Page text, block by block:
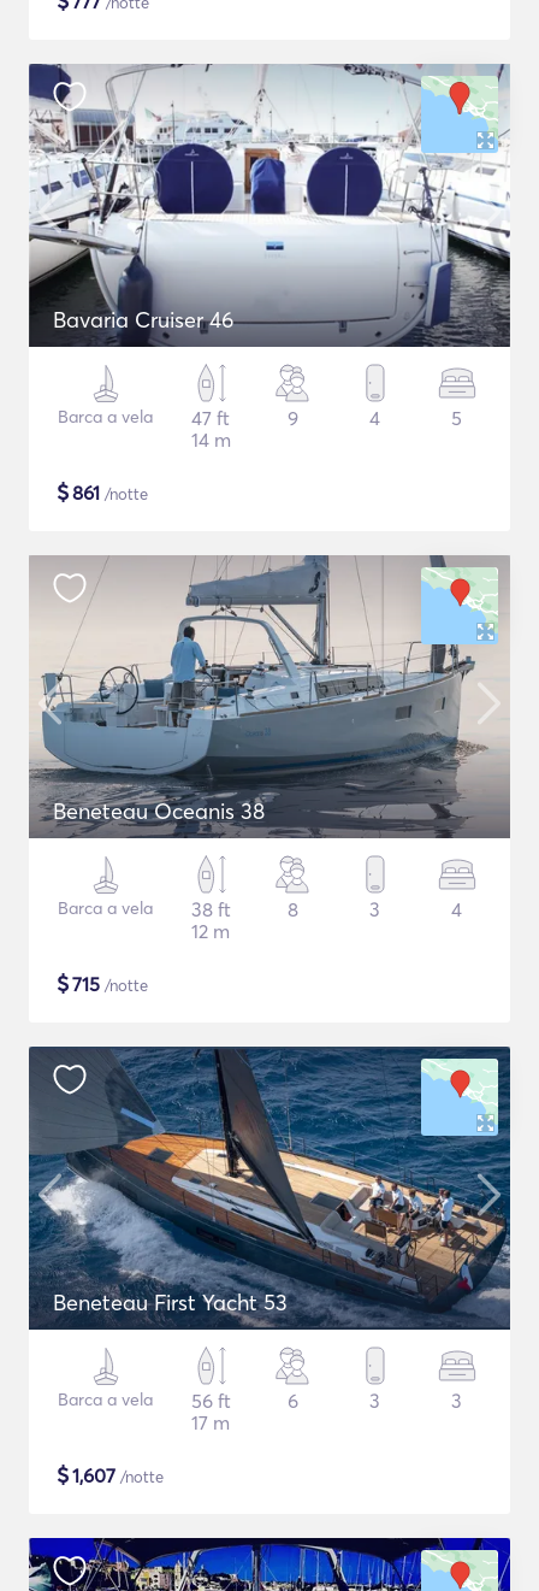
Bavaria Cruiser 46
Barca a vela
47 ft
14 m
9 4 5
$861 /notte
Beneteau Oceanis 38
Barca a vela
38 ft
12 m
8 3 4
$715 /notte
Beneteau First Yacht 53
Barca a vela
56 ft
17 m
6 3 3
$1,607 /notte